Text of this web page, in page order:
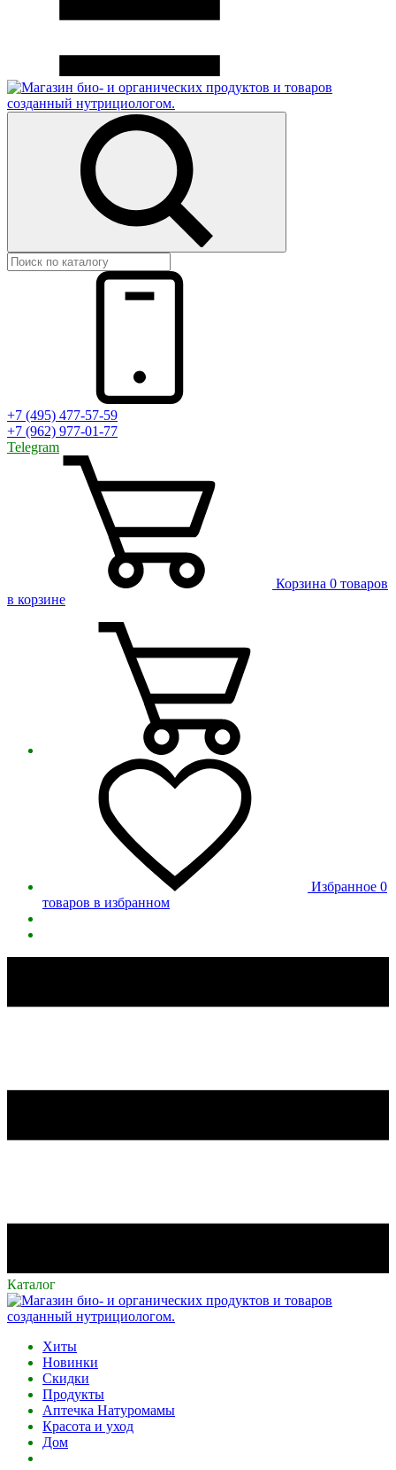
+7 (495) 477-57-59
+7 (962) 977-01-77
Telegram
Корзина 0 товаров
в корзине
Избранное 0
товаров в избранном
Каталог
Хиты
Новинки
Скидки
Продукты
Аптечка Натуромамы
Красота и уход
Дом